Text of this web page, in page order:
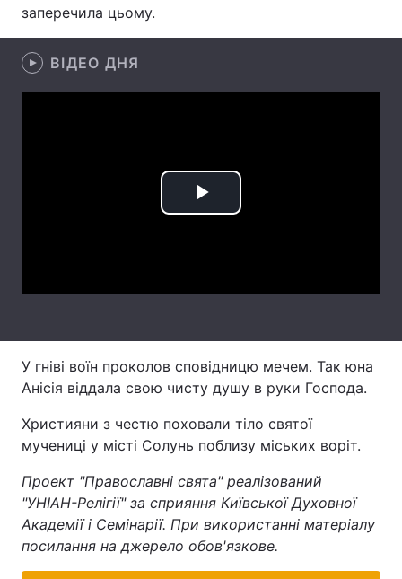
Україна
Економіка
Спорт Наука
Інциденти
Туризм
Екологія Регіони
Відео з Youtube Статті
Інтерв'ю Думки
Контакти
Послуги
заперечила цьому.
ВІДЕО ДНЯ
Play
У гніві воїн проколов сповідницю мечем. Так юна
Анісія віддала свою чисту душу в руки Господа.
Християни з честю поховали тіло святої
мучениці у місті Солунь поблизу міських воріт.
Проект "Православні свята" реалізований
"УНІАН-Релігії" за сприяння Київської Духовної
Академії і Семінарії. При використанні матеріалу
посилання на джерело обов'язкове.